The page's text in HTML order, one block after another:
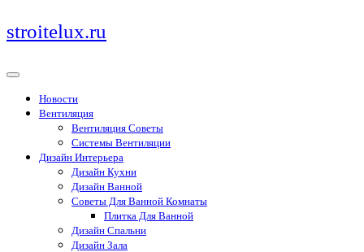
Перейти
к
stroitelux.ru
Новости
Вентиляция
Вентиляция Советы
Системы Вентиляции
Дизайн Интерьера
Дизайн Кухни
Дизайн Ванной
Советы Для Ванной Комнаты
Плитка Для Ванной
Дизайн Спальни
Дизайн Зала